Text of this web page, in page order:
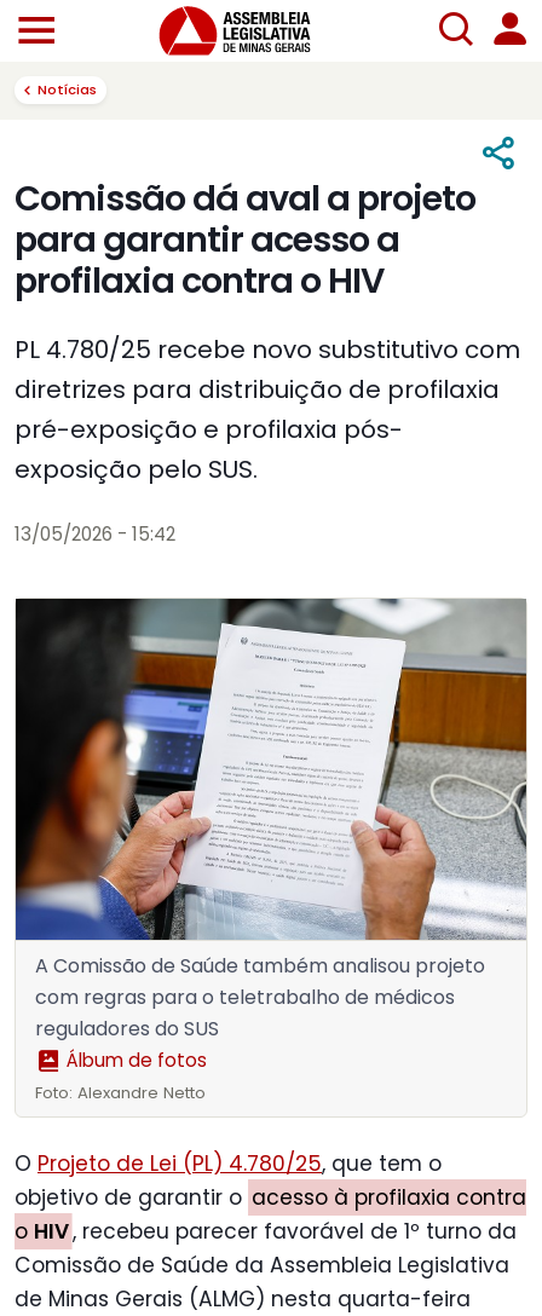
Notícias
Comissão dá aval a projeto
para garantir acesso a
profilaxia contra o HIV
PL 4.780/25 recebe novo substitutivo com
diretrizes para distribuição de profilaxia
pré-exposição e profilaxia pós-
exposição pelo SUS.
13/05/2026 - 15:42
A Comissão de Saúde também analisou projeto
com regras para o teletrabalho de médicos
reguladores do SUS
Álbum de fotos
Foto: Alexandre Netto
O Projeto de Lei (PL) 4.780/25, que tem o
objetivo de garantir o acesso à profilaxia contra
o HIV, recebeu parecer favorável de 1º turno da
Comissão de Saúde da Assembleia Legislativa
de Minas Gerais (ALMG) nesta quarta-feira